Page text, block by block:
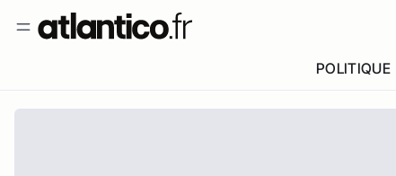
POLITIQUE